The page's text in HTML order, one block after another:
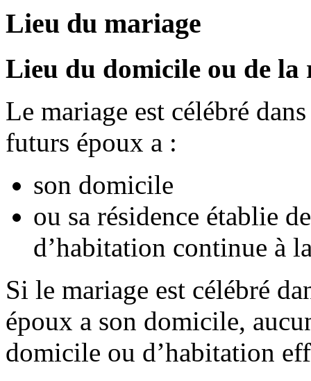
Lieu du mariage
Lieu du domicile ou de la
Le mariage est célébré
futurs époux a :
son domicile
ou sa résidence établie
d’habitation continue à
Si le mariage est célébré
époux a son domicile,
domicile ou d’habitation